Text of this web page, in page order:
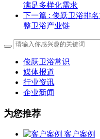
满足多样化需求
下一篇 : 俊跃卫浴排
整卫浴产业链
俊跃卫浴常识
媒体报道
行业资讯
企业新闻
为您推荐
客户案例